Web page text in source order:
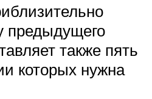
предыдущего
также пять
которых нужна